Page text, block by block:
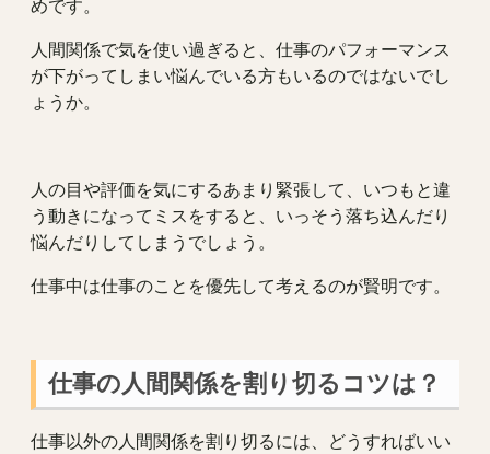
めです。
人間関係で気を使い過ぎると、仕事のパフォーマンス
が下がってしまい悩んでいる方もいるのではないでし
ょうか。
人の目や評価を気にするあまり緊張して、いつもと違
う動きになってミスをすると、いっそう落ち込んだり
悩んだりしてしまうでしょう。
仕事中は仕事のことを優先して考えるのが賢明です。
仕事の人間関係を割り切るコツは？
仕事以外の人間関係を割り切るには、どうすればいい